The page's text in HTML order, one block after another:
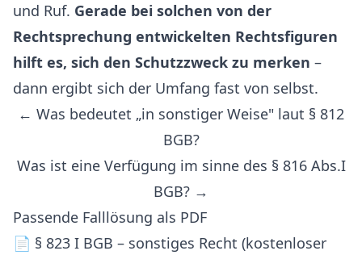
und Ruf. Gerade bei solchen von der
Rechtsprechung entwickelten Rechtsfiguren
hilft es, sich den Schutzzweck zu merken –
dann ergibt sich der Umfang fast von selbst.
← Was bedeutet „in sonstiger Weise" laut § 812
BGB?
Was ist eine Verfügung im sinne des § 816 Abs.I
BGB? →
Passende Falllösung als PDF
📄 § 823 I BGB – sonstiges Recht (kostenloser